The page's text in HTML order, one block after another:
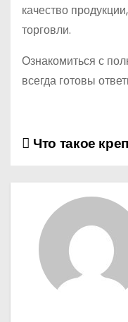
качество
торговли.
Ознакомиться с
всегда готовы
Н
а
Что такое